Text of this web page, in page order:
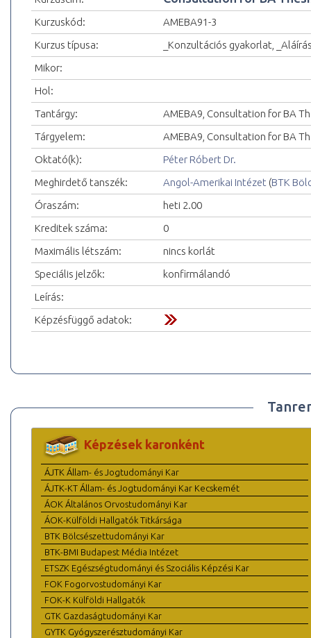
Kurzuskód:
AMEBA91-3
Kurzus típusa:
_Konzultációs gyakorlat,
Mikor:
Hol:
Tantárgy:
AMEBA9, Consultation for BA
Tárgyelem:
AMEBA9, Consultation for BA
Oktató(k):
Péter Róbert Dr.
Meghirdető tanszék:
Angol-Amerikai Intézet (BTK
Óraszám:
heti 2.00
Kreditek száma:
0
Maximális létszám:
nincs korlát
Speciális jelzők:
konfirmálandó
Leírás:
Képzésfüggő adatok:
Képzések karonként
ÁJTK Állam- és Jogtudományi Kar
ÁJTK-KT Állam- és Jogtudományi Kar Kecskemét
ÁOK Általános Orvostudományi Kar
ÁOK-Külföldi Hallgatók Titkársága
BTK Bölcsészettudományi Kar
BTK-BMI Budapest Média Intézet
ETSZK Egészségtudományi és Szociális Képzési Kar
FOK Fogorvostudományi Kar
FOK-K Külföldi Hallgatók
GTK Gazdaságtudományi Kar
GYTK Gyógyszerésztudományi Kar